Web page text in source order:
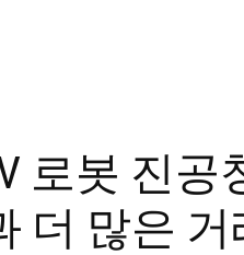
로봇 진공
더 많은 거